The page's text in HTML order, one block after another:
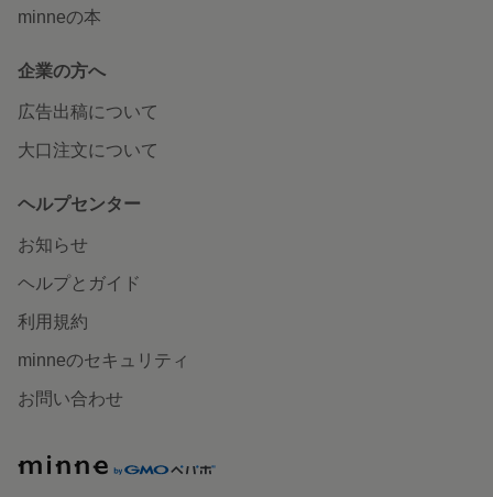
minneの本
企業の方へ
広告出稿について
大口注文について
ヘルプセンター
お知らせ
ヘルプとガイド
利用規約
minneのセキュリティ
お問い合わせ